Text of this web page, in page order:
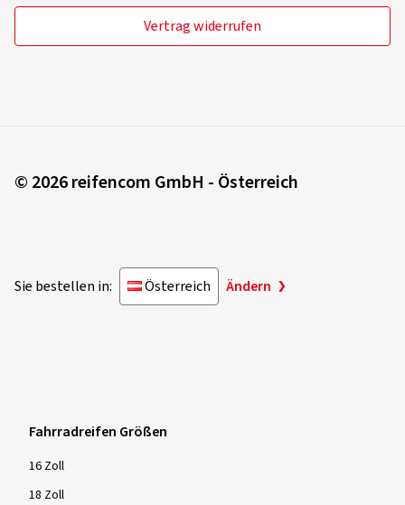
Vertrag widerrufen
© 2026 reifencom GmbH - Österreich
Sie bestellen in: Österreich Ändern
Fahrradreifen Größen
16 Zoll
18 Zoll